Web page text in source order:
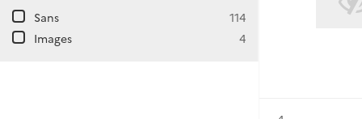
Sans
114
Images
4